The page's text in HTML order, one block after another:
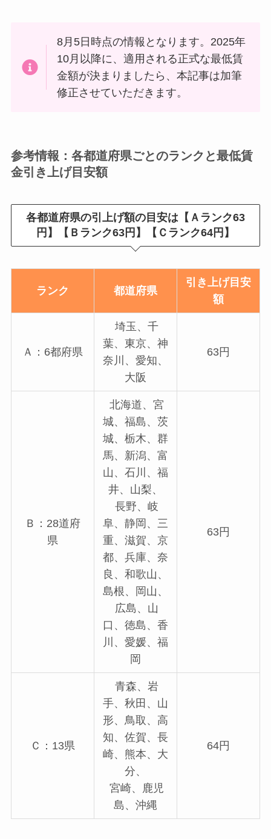
8月5日時点の情報となります。2025年
10月以降に、適用される正式な最低賃
金額が決まりましたら、本記事は加筆
修正させていただきます。
参考情報：各都道府県ごとのランクと最低賃
金引き上げ目安額
各都道府県の引上げ額の目安は【Ａランク63
円 】 【Ｂランク63円 】 【Ｃランク64円 】
ランク 都道府県
引き上げ目安
額
Ａ：6都府県
埼玉、千
葉、東京、神
奈川、愛知、
大阪
63円
Ｂ：28道府
県
北海道、宮
城、福島、茨
城、栃木、群
馬、新潟、富
山、石川、福
井、山梨、
長野、岐
阜、静岡、三
重、滋賀、京
都、兵庫、奈
良、和歌山、
島根、岡山、
広島、山
口、徳島、香
川、愛媛、福
岡
63円
Ｃ：13県
青森、岩
手、秋田、山
形、鳥取、高
知、佐賀、長
崎、熊本、大
分、
宮崎、鹿児
島、沖縄
64円